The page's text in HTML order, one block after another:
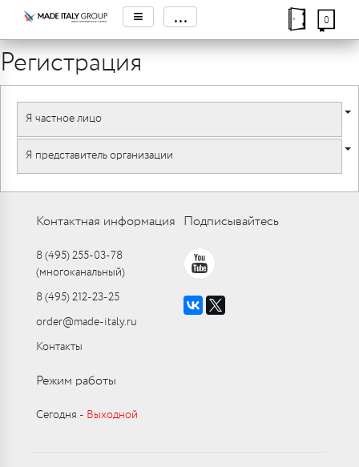
≡ ... 0
Регистрация
Я частное лицо
Я представитель организации
Контактная информация
8 (495) 255-03-78
(многоканальный)
8 (495) 212-23-25
order@made-italy.ru
Контакты
Подписывайтесь
Режим работы
Сегодня ‑ Выходной